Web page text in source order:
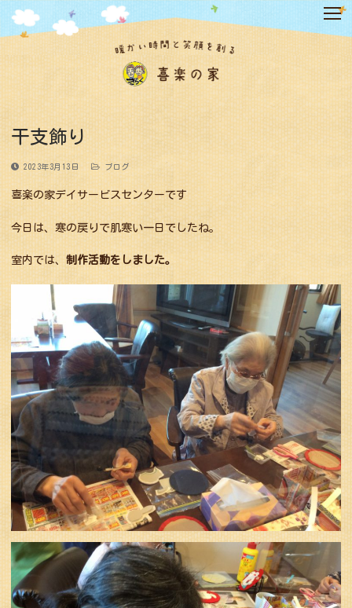
テ
ン
ツ
キ
ッ
プ
干支飾り
2023年3月13日 ブログ
喜楽の家デイサービスセンターです
今日は、寒の戻りで肌寒い一日でしたね。
室内では、 制作活動をしました。